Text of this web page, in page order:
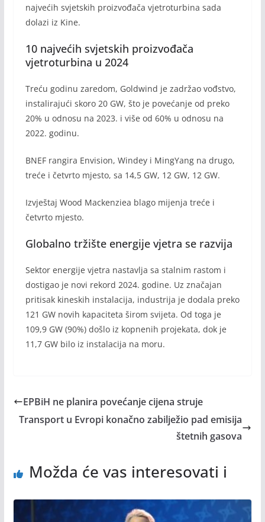
najvećih svjetskih proizvođača vjetroturbina sada
dolazi iz Kine.
10 najvećih svjetskih proizvođača
vjetroturbina u 2024
Treću godinu zaredom, Goldwind je zadržao vođstvo,
instalirajući skoro 20 GW, što je povećanje od preko
20% u odnosu na 2023. i više od 60% u odnosu na
2022. godinu.
BNEF rangira Envision, Windey i MingYang na drugo,
treće i četvrto mjesto, sa 14,5 GW, 12 GW, 12 GW.
Izvještaj Wood Mackenziea blago mijenja treće i
četvrto mjesto.
Globalno tržište energije vjetra se razvija
Sektor energije vjetra nastavlja sa stalnim rastom i
dostigao je novi rekord 2024. godine. Uz značajan
pritisak kineskih instalacija, industrija je dodala preko
121 GW novih kapaciteta širom svijeta. Od toga je
109,9 GW (90%) došlo iz kopnenih projekata, dok je
11,7 GW bilo iz instalacija na moru.
EPBiH ne planira povećanje cijena struje
Transport u Evropi konačno zabilježio pad emisija
štetnih gasova
Možda će vas interesovati i